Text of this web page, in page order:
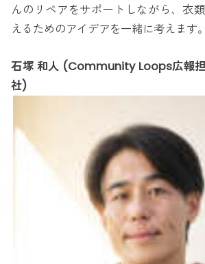
んのリペアをサポートしながら、衣
えるためのアイデアを一緒に考えます。
石塚 和人 (Community Loops広報
社)